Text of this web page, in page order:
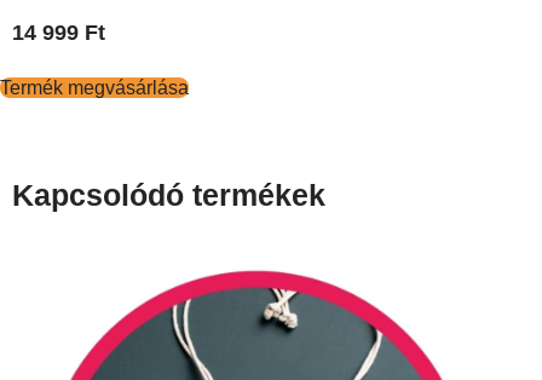
14 999 Ft
Termék megvásárlása
Kapcsolódó termékek